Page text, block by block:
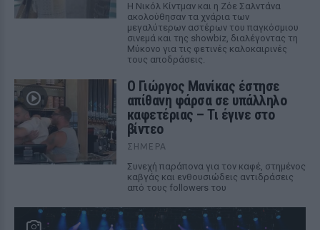
Η Νικόλ Κίντμαν και η Ζόε Σαλντάνα
ακολούθησαν τα χνάρια των
μεγαλύτερων αστέρων του παγκόσμιου
σινεμά και της showbiz, διαλέγοντας τη
Μύκονο για τις φετινές καλοκαιρινές
τους αποδράσεις.
Ο Γιώργος Μανίκας έστησε
απίθανη φάρσα σε υπάλληλο
καφετέριας – Τι έγινε στο
βίντεο
ΣΉΜΕΡΑ
Συνεχή παράπονα για τον καφέ, στημένος
καβγάς και ενθουσιώδεις αντιδράσεις
από τους followers του